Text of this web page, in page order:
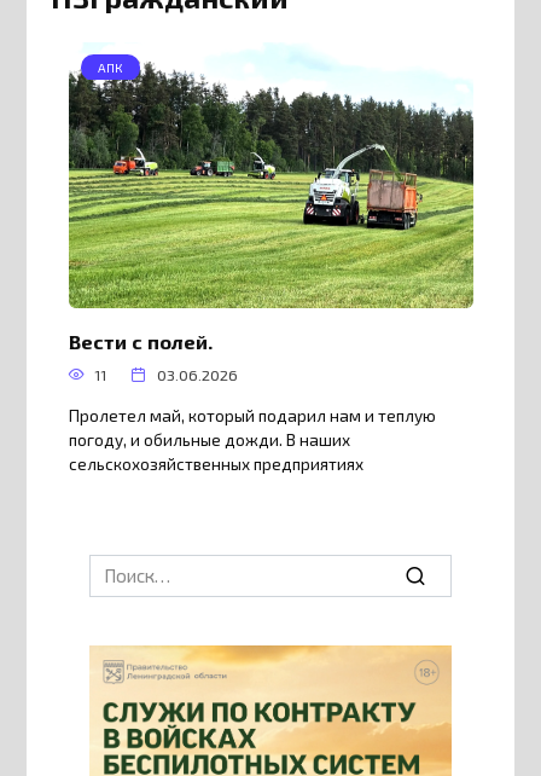
АПК
Вести с полей.
11 03.06.2026
Пролетел май, который подарил нам и теплую
погоду, и обильные дожди. В наших
сельскохозяйственных предприятиях
Search
for: